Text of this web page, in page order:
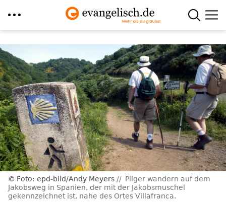
zum
Inhalt
Foto: epd-bild/Andy Meyers
Pilger wandern auf dem
Jakobsweg in Spanien, der mit der Jakobsmuschel
gekennzeichnet ist, nahe des Ortes Villafranca.